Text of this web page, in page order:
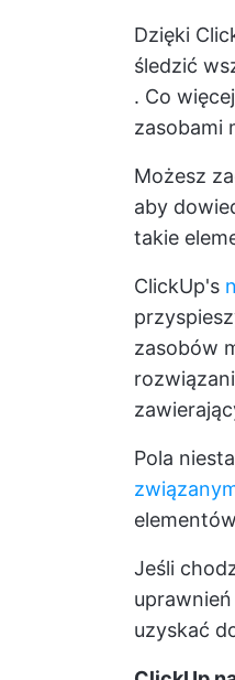
Dzięki
śledzić
. Co
zasobami
Możesz
aby
takie
ClickUp's
zasobów
Pola
Jeśli
uzyskać